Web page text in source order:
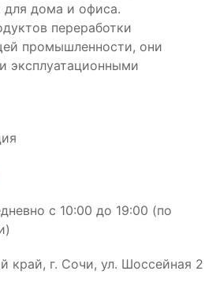
для дома и офиса.
переработки
промышленности, они
эксплуатационными
с 10:00 до 19:00 (по
край, г. Сочи, ул. Шоссейная 2